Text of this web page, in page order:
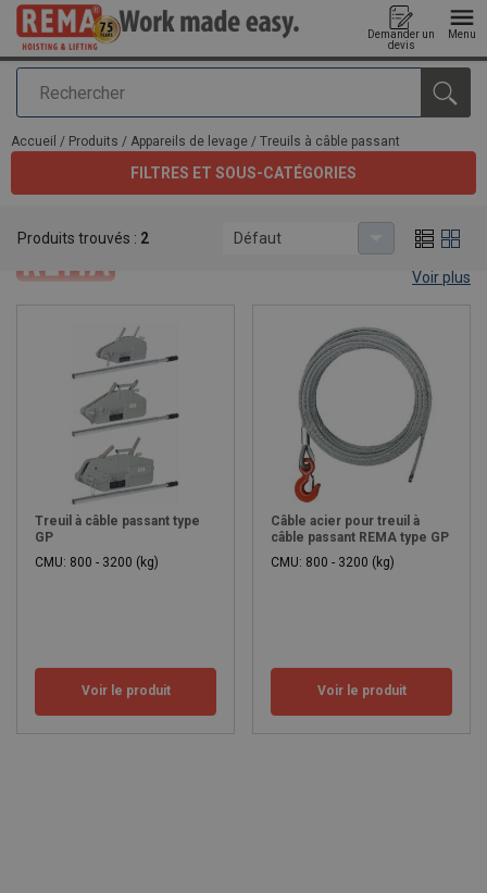
Rechercher
Demander un
devis
Menu
Ajouté au panier
Accueil / Produits / Appareils de levage / Treuils à câble passant
FILTRES ET SOUS-CATÉGORIES
Versatile wire rope hoist.
Whether you have to hoist horizontally, vertically or at other
angles, the Rema® GP wire rope hoist helps you to get your work
done. The wire rope hoist is available in 3 different capacities: 800
kg, 1600 kg and 3200 kg. The shear pin and lever are good
indicators in case of overloading. Discover more about it below.
Voir plus
Produits trouvés : 2 Défaut
Treuil à câble passant type
GP
CMU: 800 - 3200 (kg)
Voir le produit
Câble acier pour treuil à
câble passant REMA type GP
CMU: 800 - 3200 (kg)
Voir le produit